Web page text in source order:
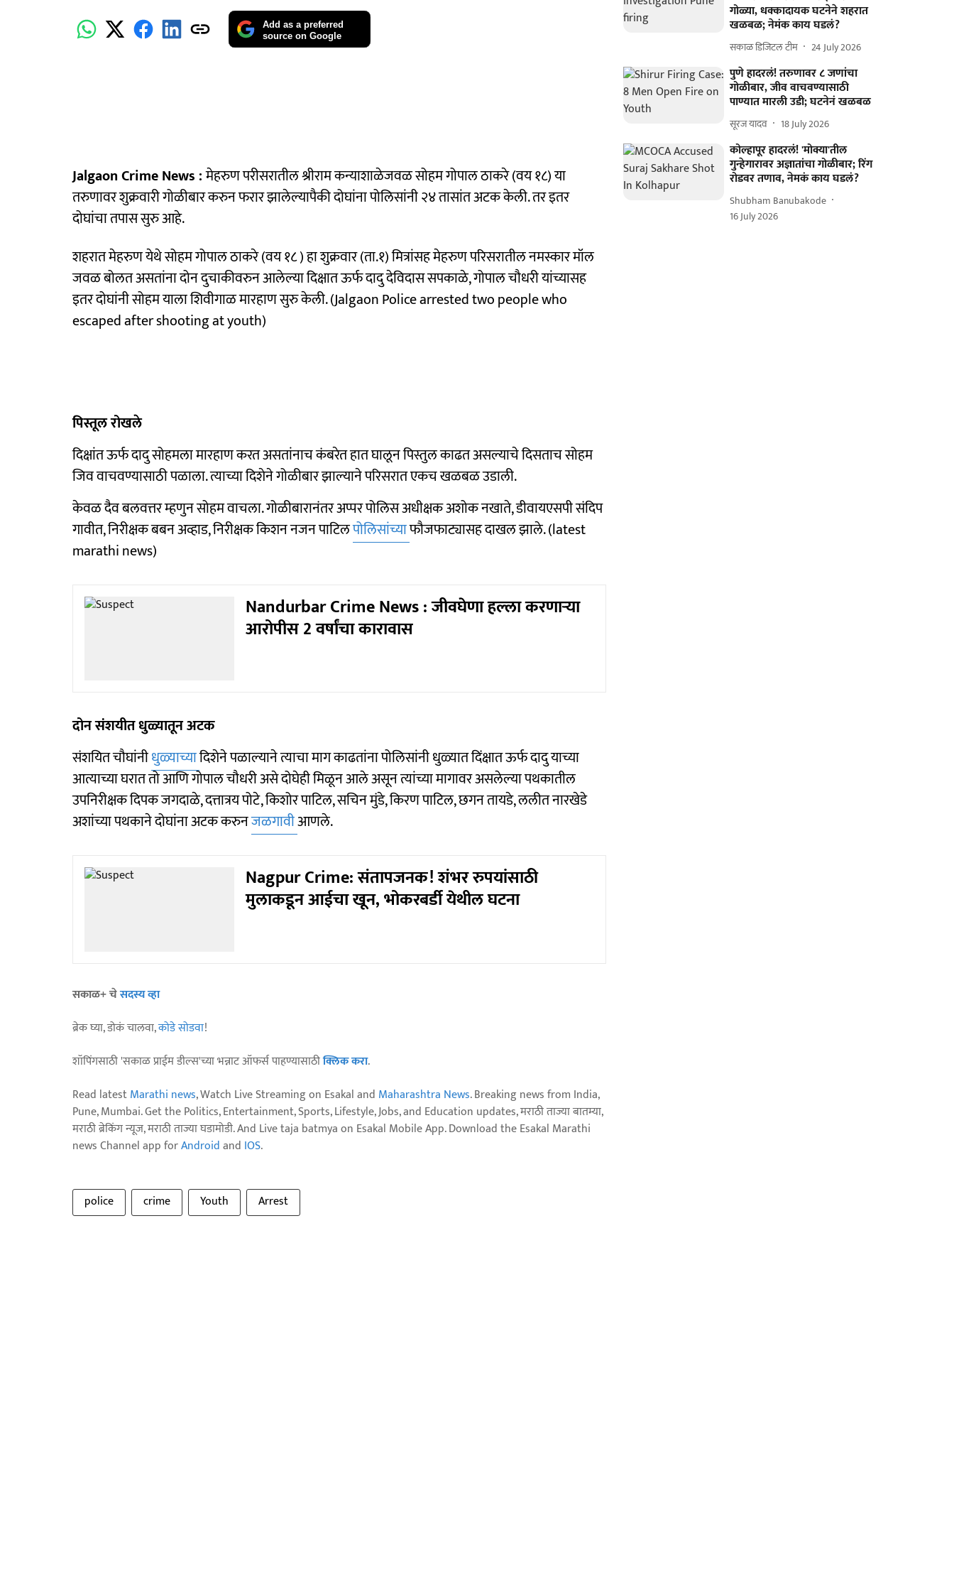
Add as a preferred
source on Google
Jalgaon Crime News :मेहरुण परीसरातील श्रीराम कन्याशाळेजवळ सोहम गोपाल ठाकरे (वय १८) या
तरुणावर शुक्रवारी गोळीबार करुन फरार झालेल्यापैकी दोघांना पोलिसांनी २४ तासांत अटक केली. तर इतर
दोघांचा तपास सुरु आहे.
शहरात मेहरुण येथे सोहम गोपाल ठाकरे (वय १८ ) हा शुक्रवार (ता.१) मित्रांसह मेहरुण परिसरातील नमस्कार मॉल
जवळ बोलत असतांना दोन दुचाकीवरुन आलेल्या दिक्षात ऊर्फ दादु देविदास सपकाळे, गोपाल चौधरी यांच्यासह
इतर दोघांनी सोहम याला शिवीगाळ मारहाण सुरु केली. (Jalgaon Police arrested two people who
escaped after shooting at youth)
पिस्तूल रोखले
दिक्षांत ऊर्फ दादु सोहमला मारहाण करत असतांनाच कंबरेत हात घालून पिस्तुल काढत असल्याचे दिसताच सोहम
जिव वाचवण्यासाठी पळाला. त्याच्या दिशेने गोळीबार झाल्याने परिसरात एकच खळबळ उडाली.
केवळ दैव बलवत्तर म्हणुन सोहम वाचला. गोळीबारानंतर अप्पर पोलिस अधीक्षक अशोक नखाते, डीवायएसपी संदिप
गावीत, निरीक्षक बबन अव्हाड, निरीक्षक किशन नजन पाटिलपोलिसांच्याफौजफाट्यासह दाखल झाले. (latest
marathi news)
Nandurbar Crime News : जीवघेणा हल्ला करणाऱ्या
आरोपीस 2 वर्षांचा कारावास
दोन संशयीत धुळ्यातून अटक
संशयित चौघांनीधुळ्याच्यादिशेने पळाल्याने त्याचा माग काढतांना पोलिसांनी धुळ्यात दिंक्षात ऊर्फ दादु याच्या
आत्याच्या घरात तो आणि गोपाल चौधरी असे दोघेही मिळून आले असून त्यांच्या मागावर असलेल्या पथकातील
उपनिरीक्षक दिपक जगदाळे, दत्तात्रय पोटे, किशोर पाटिल, सचिन मुंडे, किरण पाटिल, छगन तायडे, ललीत नारखेडे
अशांच्या पथकाने दोघांना अटक करुनजळगावीआणले.
Nagpur Crime: संतापजनक! शंभर रुपयांसाठी
मुलाकडून आईचा खून, भोकरबर्डी येथील घटना
सकाळ+ चेसदस्य व्हा
ब्रेक घ्या, डोकं चालवा,कोडे सोडवा!
शॉपिंगसाठी 'सकाळ प्राईम डील्स'च्या भन्नाट ऑफर्स पाहण्यासाठीक्लिक करा.
Read latestMarathi news, Watch Live Streaming on Esakal and Maharashtra News. Breaking news from India,
Pune, Mumbai. Get the Politics, Entertainment, Sports, Lifestyle, Jobs, and Education updates, मराठी ताज्या बातम्या,
मराठी ब्रेकिंग न्यूज, मराठी ताज्या घडामोडी. And Live taja batmya on Esakal Mobile App. Download the Esakal Marathi
news Channel app forAndroidand IOS.
police crime Youth Arrest
गोळ्या, धक्कादायक घटनेने शहरात
खळबळ; नेमंक काय घडलं?
सकाळ डिजिटल टीम 24 July 2026
पुणे हादरलं! तरुणावर ८ जणांचा
गोळीबार, जीव वाचवण्यासाठी
पाण्यात मारली उडी; घटनेनं खळबळ
सूरज यादव 18 July 2026
कोल्हापूर हादरलं! 'मोक्या'तील
गुन्हेगारावर अज्ञातांचा गोळीबार; रिंग
रोडवर तणाव, नेमकं काय घडलं?
Shubham Banubakode
16 July 2026